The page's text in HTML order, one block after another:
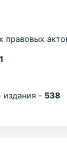
правовых
1
издания - 538